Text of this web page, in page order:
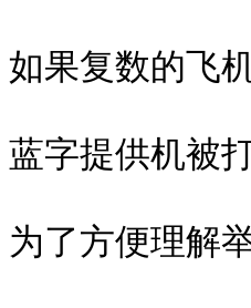
如果复数的飞
蓝字提供机被
为了方便理解